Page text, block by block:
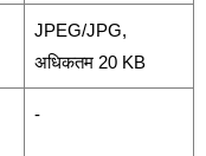
JPEG/JPG,
अधिकतम 20 KB
-